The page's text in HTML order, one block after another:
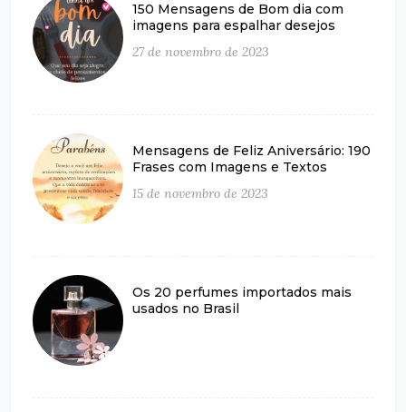
150 Mensagens de Bom dia com
imagens para espalhar desejos
27 de novembro de 2023
Mensagens de Feliz Aniversário: 190
Frases com Imagens e Textos
15 de novembro de 2023
Os 20 perfumes importados mais
usados no Brasil